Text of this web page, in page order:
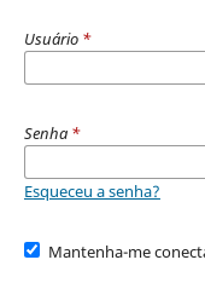
Usuário *
Senha *
Esqueceu a senha?
Mantenha-me